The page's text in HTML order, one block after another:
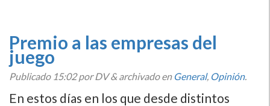
Premio a las empresas del
juego
Publicado 15:02por DV&archivado en General, Opinión.
En estos dí­as en los que desde distintos